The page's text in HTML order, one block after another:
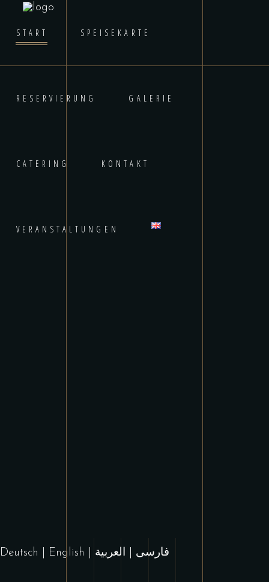
START SPEISEKARTE
RESERVIERUNG GALERIE
CATERING KONTAKT
VERANSTALTUNGEN
Deutsch English فارسی العربية